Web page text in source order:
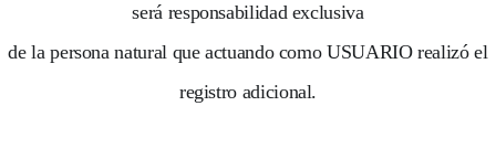
será responsabilidad exclusiva
de la persona natural que actuando como USUARIO realizó el
registro adicional.